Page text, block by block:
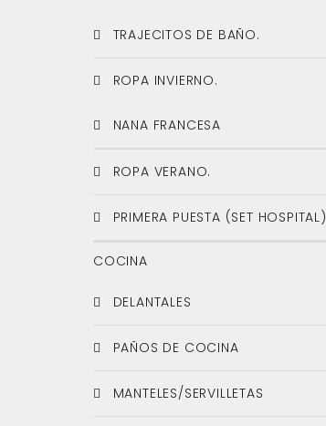
TRAJECITOS DE BAÑO.
ROPA INVIERNO.
NANA FRANCESA
ROPA VERANO.
PRIMERA PUESTA (SET HOSPITAL)
COCINA
DELANTALES
PAÑOS DE COCINA
MANTELES/SERVILLETAS